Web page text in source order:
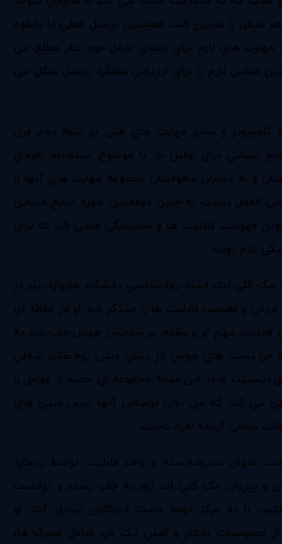
شغل را تعيين کند، همچنين پرسنل فعلي يا بالقوه
هاي لازم براي تصدي شغل مورد نظر مطلع مي
اساس لازم را براي ارزيابي عملکرد پرسنل شکل مي
کامپيوتر و ساير مهارت هاي فني در نيمه دوم قرن
انساني براي اولين بار با موضوع استخدام افرادي
و نه مديران مافوقشان مجموعه مهارت هاي آنها را
العمل نسبت به چنين موقعيتي حوزه منابع انساني
فهرست قابليت ها و شايستگي هايي کرد که براي
لازم بودند .
کلي لند، استاد روانشناسي دانشگاه هاروارد، نيز در
1970 ميلادي ارزش و اهميت قابليت ها را متذکر شد. او در مقاله اي
مهم تر و مقدم بر سنجش هوش چاپ شد به
چرا تست هاي هوش در پيش بيني توفيقات شغلي
نيستند، او در اين مقاله مجموعه اي جديد از عوامل را
مي کند که مي توان براساس آنها پيش بيني هاي
شغلي آينده افراد داشت .
کتابي تحت عنوان مديرشايسته و واجد قابليت توسط ريچارد
و پيروان مک کلي لند بود به چاپ رسيد و توانست
را به مرکز توجه دست اندرکاران تبديل کند. او
از خصوصيات پايدار و اصلي يک فرد شامل محرک ها،